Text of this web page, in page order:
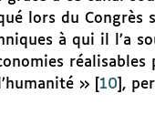
lors du Congrès
à qui il l’a
»[ 10 ,